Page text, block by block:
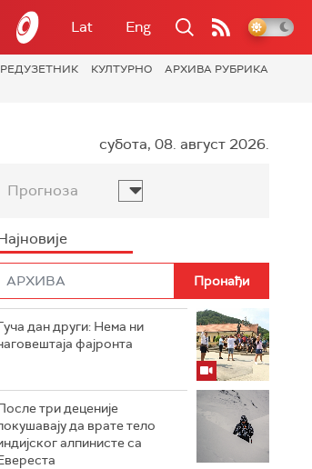
Lat Eng
КУЛТУРНО
АРХИВА РУБРИКА
субота, 08. август 2026.
Прогноза
дан други: Нема ни
фајронта
три деценије
да врате тело
алпинисте са